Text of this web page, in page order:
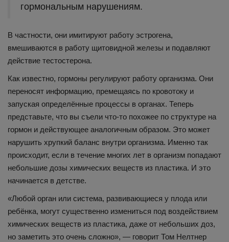
гормональным нарушениям.
В частности, они имитируют работу эстрогена,
вмешиваются в работу щитовидной железы и подавляют
действие тестостерона.
Как известно, гормоны регулируют работу организма. Они
переносят информацию, премещаясь по кровотоку и
запуская определённые процессы в органах. Теперь
представьте, что вы съели что-то похожее по структуре на
гормон и действующее аналогичным образом. Это может
нарушить хрупкий баланс внутри организма. Именно так
происходит, если в течение многих лет в организм попадают
небольшие дозы химических веществ из пластика. И это
начинается в детстве.
«Любой орган или система, развивающиеся у плода или
ребёнка, могут существенно измениться под воздействием
химических веществ из пластика, даже от небольших доз,
но заметить это очень сложно», — говорит Том Нелтнер